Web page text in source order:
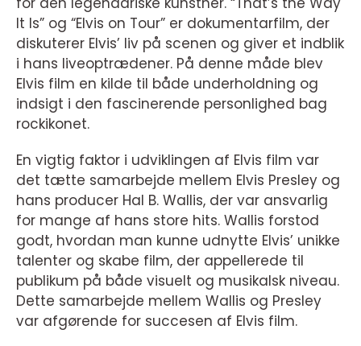
It Is” og “Elvis on Tour” er dokumentarfilm, der
diskuterer Elvis’ liv på scenen og giver et indblik
i hans liveoptrædener. På denne måde blev
Elvis film en kilde til både underholdning og
indsigt i den fascinerende personlighed bag
rockikonet.
En vigtig faktor i udviklingen af Elvis film var
det tætte samarbejde mellem Elvis Presley og
hans producer Hal B. Wallis, der var ansvarlig
for mange af hans store hits. Wallis forstod
godt, hvordan man kunne udnytte Elvis’ unikke
talenter og skabe film, der appellerede til
publikum på både visuelt og musikalsk niveau.
Dette samarbejde mellem Wallis og Presley
var afgørende for succesen af Elvis film.